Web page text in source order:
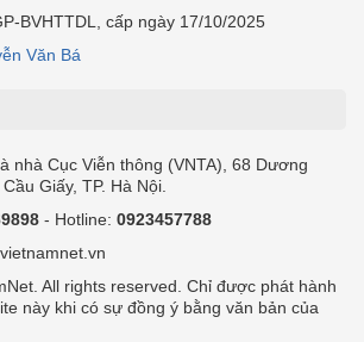
BVHTTDL, cấp ngày 17/10/2025
Văn Bá
nhà Cục Viễn thông (VNTA), 68 Dương
Giấy, TP. Hà Nội.
- Hotline: 0923457788
All rights reserved. Chỉ được phát hành
này khi có sự đồng ý bằng văn bản của